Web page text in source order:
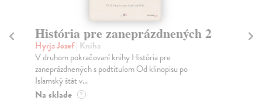
História pre zaneprázdnených 2
Hyrja Jozef| Kniha
V druhom pokračovaní knihy História pre
zaneprázdnených s podtitulom Od klinopisu po
Islamský štát v...
Na sklade ?